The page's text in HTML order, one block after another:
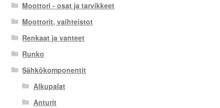
Moottori - osat ja tarvikkeet
Moottorit, vaihteistot
Renkaat ja vanteet
Runko
Sähkökomponentit
Alkupalat
Anturit